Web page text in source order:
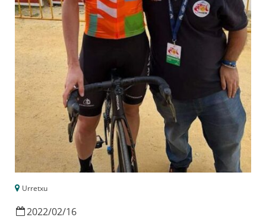
Urretxu
2022/02/16